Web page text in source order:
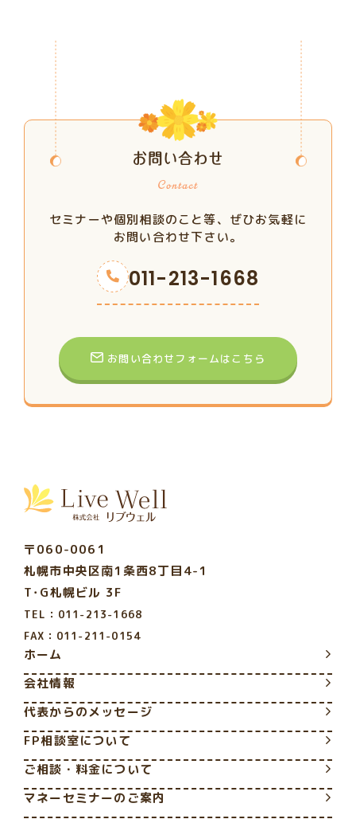
お問い合わせ
セミナーや個別相談のこと等、ぜひお気軽に
お問い合わせ下さい。
011-213-1668
お問い合わせフォームはこちら
〒060-0061
札幌市中央区南1条西8丁目4-1
T･G札幌ビル 3F
TEL：011-213-1668
FAX：011-211-0154
ホーム
会社情報
代表からのメッセージ
FP相談室について
ご相談・料金について
マネーセミナーのご案内